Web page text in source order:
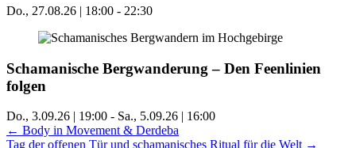
Do., 27.08.26 | 18:00 - 22:30
Schamanische Bergwanderung – Den Feenlinien
folgen
Do., 3.09.26 | 19:00 - Sa., 5.09.26 | 16:00
Posts
← Body in Movement & Derdeba
Tag der offenen Tür und schamanisches Ritual für die Welt →